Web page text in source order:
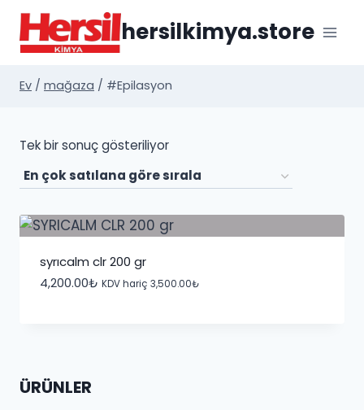
İçeriğe
geç
hersilkimya.store
Ev / mağaza / #Epilasyon
Tek bir sonuç gösteriliyor
syricalm clr 200 gr
4,200.00₺ KDV hariç 3,500.00₺
ÜRÜNLER